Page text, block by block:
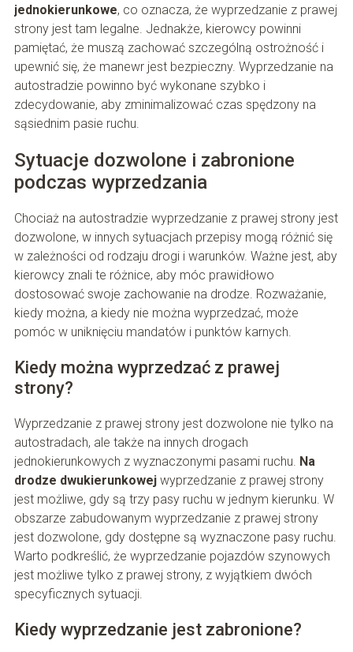
jednokierunkowe, co oznacza, że wyprzedzanie z prawej
strony jest tam legalne. Jednakże, kierowcy powinni
pamiętać, że muszą zachować szczególną ostrożność i
upewnić się, że manewr jest bezpieczny. Wyprzedzanie na
autostradzie powinno być wykonane szybko i
zdecydowanie, aby zminimalizować czas spędzony na
sąsiednim pasie ruchu.
Sytuacje dozwolone i zabronione
podczas wyprzedzania
Chociaż na autostradzie wyprzedzanie z prawej strony jest
dozwolone, w innych sytuacjach przepisy mogą różnić się
w zależności od rodzaju drogi i warunków. Ważne jest, aby
kierowcy znali te różnice, aby móc prawidłowo
dostosować swoje zachowanie na drodze. Rozważanie,
kiedy można, a kiedy nie można wyprzedzać, może
pomóc w uniknięciu mandatów i punktów karnych.
Kiedy można wyprzedzać z prawej
strony?
Wyprzedzanie z prawej strony jest dozwolone nie tylko na
autostradach, ale także na innych drogach
jednokierunkowych z wyznaczonymi pasami ruchu. Na
drodze dwukierunkowejwyprzedzanie z prawej strony
jest możliwe, gdy są trzy pasy ruchu w jednym kierunku. W
obszarze zabudowanym wyprzedzanie z prawej strony
jest dozwolone, gdy dostępne są wyznaczone pasy ruchu.
Warto podkreślić, że wyprzedzanie pojazdów szynowych
jest możliwe tylko z prawej strony, z wyjątkiem dwóch
specyficznych sytuacji.
Kiedy wyprzedzanie jest zabronione?